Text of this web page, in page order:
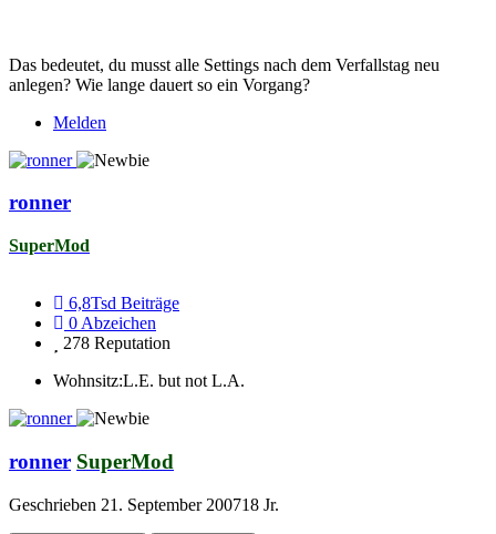
Das bedeutet, du musst alle Settings nach dem Verfallstag neu
anlegen? Wie lange dauert so ein Vorgang?
Melden
ronner
SuperMod
6,8Tsd Beiträge
0 Abzeichen
278 Reputation
Wohnsitz:L.E. but not L.A.
ronner SuperMod
Geschrieben 21. September 200718 Jr.